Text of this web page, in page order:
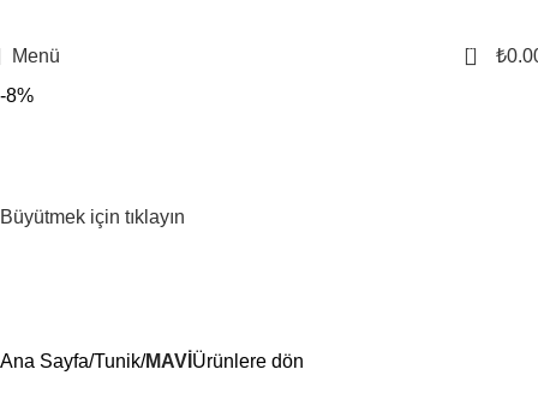
Menü 0 ₺
-8%
Büyütmek için tıklayın
Ana Sayfa Tunik MAVİ Ürünlere dön